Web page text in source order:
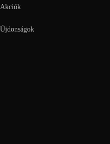
Akciók
Újdonságok